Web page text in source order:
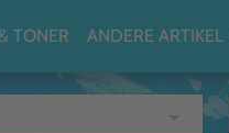
TONER ANDERE ARTIKEL